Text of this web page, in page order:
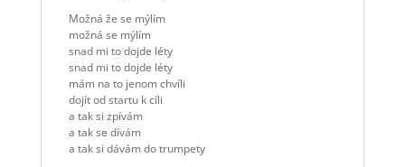
Možná že se mýlím
možná se mýlím
snad mi to dojde léty
snad mi to dojde léty
mám na to jenom chvíli
dojít od startu k cíli
a tak si zpívám
a tak se dívám
a tak si dávám do trumpety